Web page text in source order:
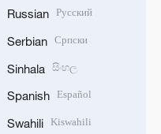
Russian Русский
Serbian Српски
Sinhala සිංහල
Spanish Español
Swahili Kiswahili